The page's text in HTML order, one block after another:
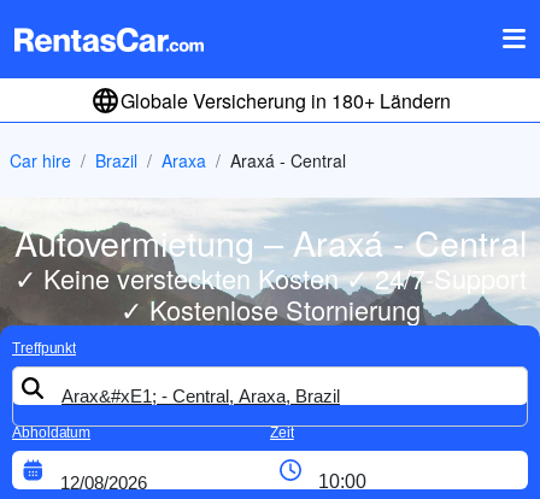
Globale Versicherung in 180+ Ländern
Car hire Brazil Araxa Araxá - Central
Autovermietung – Araxá - Central
✓ Keine versteckten Kosten ✓ 24/7-Support
✓ Kostenlose Stornierung
Treffpunkt
Abholdatum Zeit